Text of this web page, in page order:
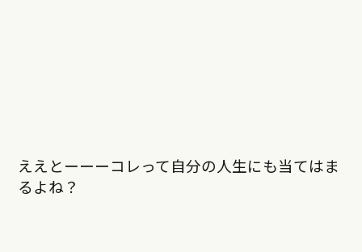
ええとーーーコレって自分の人生にも当てはま
るよね？